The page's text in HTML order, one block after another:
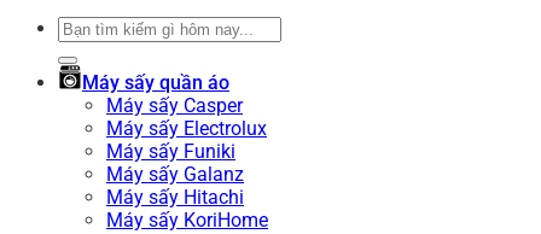
Tìm
Máy sấy quần áo
Máy sấy Casper
Máy sấy Electrolux
Máy sấy Funiki
Máy sấy Galanz
Máy sấy Hitachi
Máy sấy KoriHome